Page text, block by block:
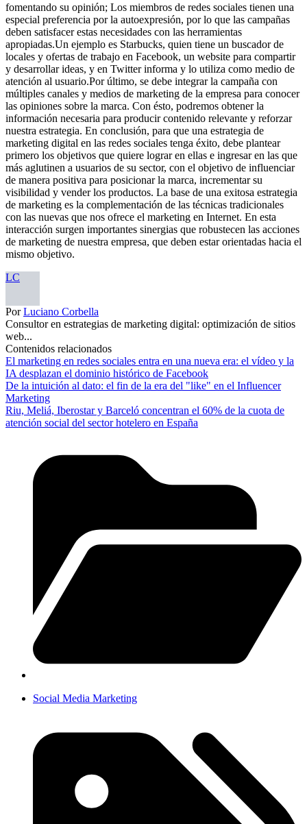
fomentando su opinión; Los miembros de redes sociales tienen una
especial preferencia por la autoexpresión, por lo que las campañas
deben satisfacer estas necesidades con las herramientas
apropiadas.Un ejemplo es Starbucks, quien tiene un buscador de
locales y ofertas de trabajo en Facebook, un website para compartir
y desarrollar ideas, y en Twitter informa y lo utiliza como medio de
atención al usuario.Por último, se debe integrar la campaña con
múltiples canales y medios de marketing de la empresa para conocer
las opiniones sobre la marca. Con ésto, podremos obtener la
información necesaria para producir contenido relevante y reforzar
nuestra estrategia. En conclusión, para que una estrategia de
marketing digital en las redes sociales tenga éxito, debe plantear
primero los objetivos que quiere lograr en ellas e ingresar en las que
más aglutinen a usuarios de su sector, con el objetivo de influenciar
de manera positiva para posicionar la marca, incrementar su
visibilidad y vender los productos. La base de una exitosa estrategia
de marketing es la complementación de las técnicas tradicionales
con las nuevas que nos ofrece el marketing en Internet. En esta
interacción surgen importantes sinergias que robustecen las acciones
de marketing de nuestra empresa, que deben estar orientadas hacia el
mismo objetivo.
LC
PorLuciano Corbella
Consultor en estrategias de marketing digital: optimización de sitios
web...
Contenidos relacionados
El marketing en redes sociales entra en una nueva era: el vídeo y la
IA desplazan el dominio histórico de Facebook
De la intuición al dato: el fin de la era del "like" en el Influencer
Marketing
Riu, Meliá, Iberostar y Barceló concentran el 60% de la cuota de
atención social del sector hotelero en España
Social Media Marketing